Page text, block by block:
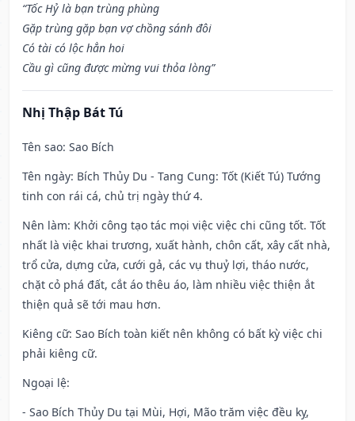
“Tốc Hỷ là bạn trùng phùng
Gặp trùng gặp bạn vợ chồng sánh đôi
Có tài có lộc hẳn hoi
Cầu gì cũng được mừng vui thỏa lòng”
Nhị Thập Bát Tú
Tên sao: Sao Bích
Tên ngày: Bích Thủy Du - Tang Cung: Tốt (Kiết Tú) Tướng
tinh con rái cá, chủ trị ngày thứ 4.
Nên làm: Khởi công tạo tác mọi việc việc chi cũng tốt. Tốt
nhất là việc khai trương, xuất hành, chôn cất, xây cất nhà,
trổ cửa, dựng cửa, cưới gả, các vụ thuỷ lợi, tháo nước,
chặt cỏ phá đất, cắt áo thêu áo, làm nhiều việc thiện ắt
thiện quả sẽ tới mau hơn.
Kiêng cữ: Sao Bích toàn kiết nên không có bất kỳ việc chi
phải kiêng cữ.
Ngoại lệ:
- Sao Bích Thủy Du tại Mùi, Hợi, Mão trăm việc đều kỵ,